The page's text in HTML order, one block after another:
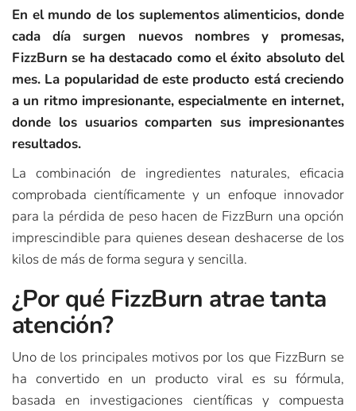
En el mundo de los suplementos alimenticios, donde
cada día surgen nuevos nombres y promesas,
FizzBurn se ha destacado como el éxito absoluto del
mes. La popularidad de este producto está creciendo
a un ritmo impresionante, especialmente en internet,
donde los usuarios comparten sus impresionantes
resultados.
La combinación de ingredientes naturales, eficacia
comprobada científicamente y un enfoque innovador
para la pérdida de peso hacen de FizzBurn una opción
imprescindible para quienes desean deshacerse de los
kilos de más de forma segura y sencilla.
¿Por qué FizzBurn atrae tanta
atención?
Uno de los principales motivos por los que FizzBurn se
ha convertido en un producto viral es su fórmula,
basada en investigaciones científicas y compuesta